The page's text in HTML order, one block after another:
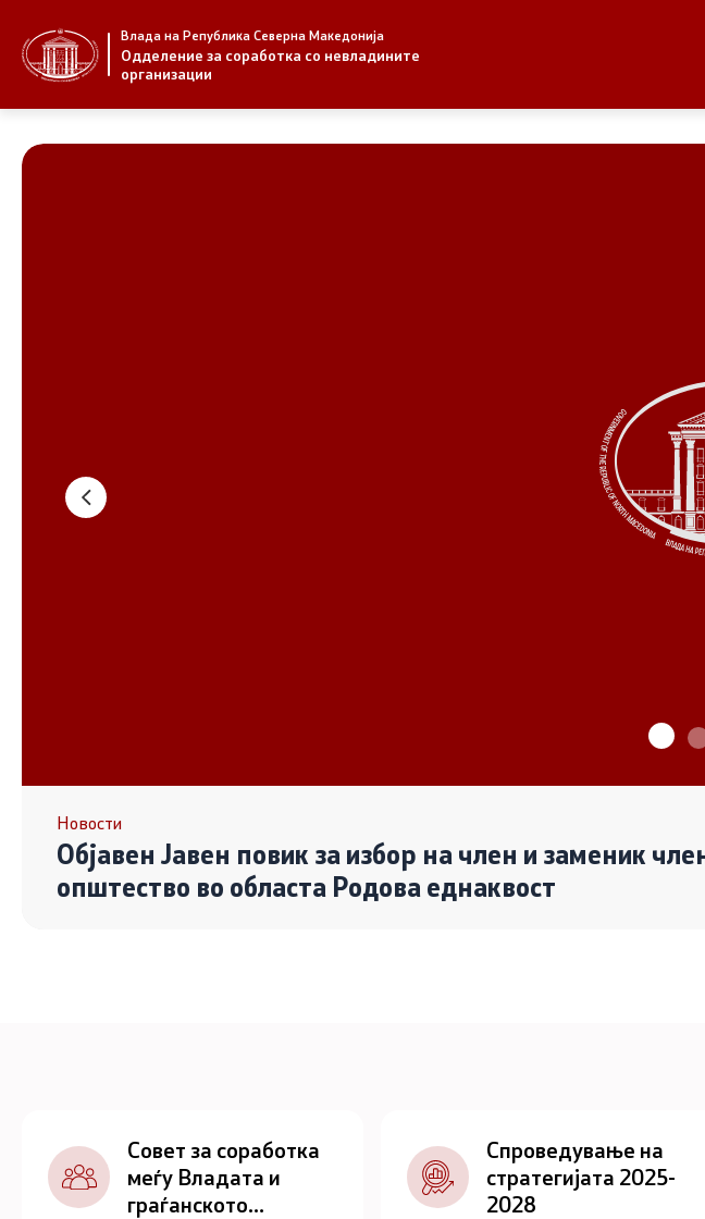
Влада на Република Северна Македонија
Одделение за соработка со невладините
организации
За нас
Регистар
Дијалог меѓу Владата и граѓанскиот
Линкови
Изјава за пристапност
Новости
Објавен Јавен повик за избор на член и заменик
општество во областа Родова еднаквост
Совет за соработка
меѓу Владата и
граѓанското
Спроведување на
стратегијата 2025-
2028